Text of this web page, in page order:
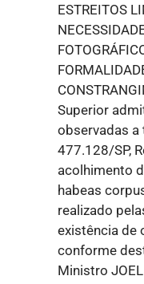
ESTREITOS
Superior
observadas a
477.128/SP,
acolhimento
habeas
realizado
existência de
conforme
Ministro